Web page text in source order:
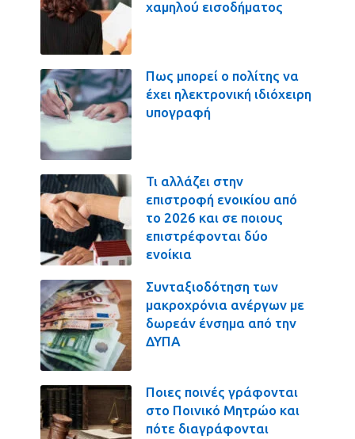
χαμηλού εισοδήματος
Πως μπορεί ο πολίτης να
έχει ηλεκτρονική ιδιόχειρη
υπογραφή
Τι αλλάζει στην
επιστροφή ενοικίου από
το 2026 και σε ποιους
επιστρέφονται δύο
ενοίκια
Συνταξιοδότηση των
μακροχρόνια ανέργων με
δωρεάν ένσημα από την
ΔΥΠΑ
Ποιες ποινές γράφονται
στο Ποινικό Μητρώο και
πότε διαγράφονται